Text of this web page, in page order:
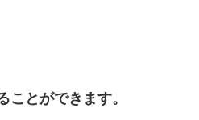
とができます。